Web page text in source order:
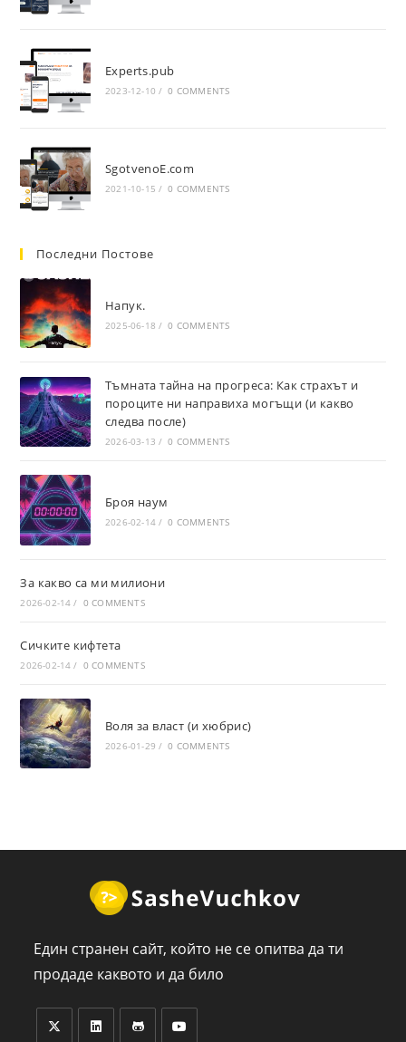
Experts.pub
2023-12-10 / 0 COMMENTS
SgotvenoE.com
2021-10-15 / 0 COMMENTS
Последни Постове
Напук.
2025-06-18 / 0 COMMENTS
Тъмната тайна на прогреса: Как страхът и
пороците ни направиха могъщи (и какво
следва после)
2026-03-13 / 0 COMMENTS
Броя наум
2026-02-14 / 0 COMMENTS
За какво са ми милиони
2026-02-14 / 0 COMMENTS
Сичките кифтета
2026-02-14 / 0 COMMENTS
Воля за власт (и хюбрис)
2026-01-29 / 0 COMMENTS
Един странен сайт, който не се опитва да ти
продаде каквото и да било